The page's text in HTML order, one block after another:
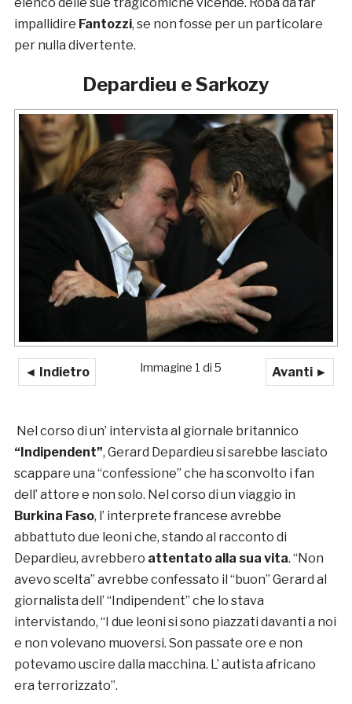
impallidire Fantozzi, se non fosse per un particolare
per nulla divertente.
Depardieu e Sarkozy
◄ Indietro Avanti ►
Immagine 1 di 5
Nel corso di un’ intervista al giornale britannico
“Indipendent”, Gerard Depardieu si sarebbe lasciato
scappare una “confessione” che ha sconvolto i fan
dell’ attore e non solo. Nel corso di un viaggio in
Burkina Faso, l’ interprete francese avrebbe
abbattuto due leoni che, stando al racconto di
Depardieu, avrebbero attentato alla sua vita. “Non
avevo scelta” avrebbe confessato il “buon” Gerard al
giornalista dell’ “Indipendent” che lo stava
intervistando, “I due leoni si sono piazzati davanti a noi
e non volevano muoversi. Son passate ore e non
potevamo uscire dalla macchina. L’ autista africano
era terrorizzato”.